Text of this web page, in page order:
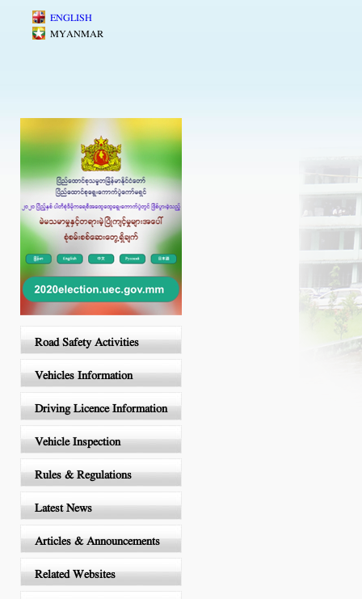
Skip to main content
ENGLISH
MYANMAR
Road Safety Activities
Vehicles Information
Driving Licence Information
Vehicle Inspection
Rules & Regulations
Latest News
Articles & Announcements
Related Websites